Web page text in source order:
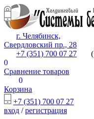
г. Челябинск,
Свердловский пр., 28
+7 (351) 700 07 27
0
Сравнение товаров
0
Корзина
+7 (351) 700 07 27
вход /регистрация